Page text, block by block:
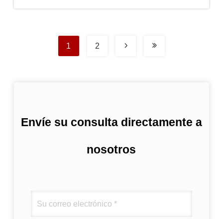
1 2
Envíe su consulta directamente a
nosotros